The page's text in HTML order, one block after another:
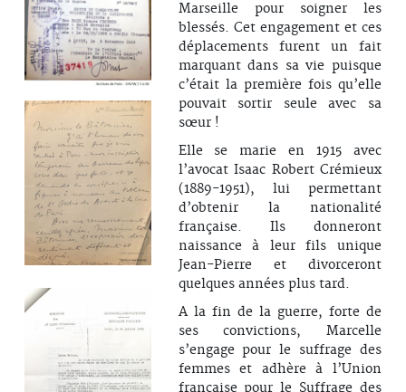
Marseille pour soigner les
blessés. Cet engagement et ces
déplacements furent un fait
marquant dans sa vie puisque
c’était la première fois qu’elle
pouvait sortir seule avec sa
sœur !
Elle se marie en 1915 avec
l’avocat Isaac Robert Crémieux
(1889-1951), lui permettant
d’obtenir la nationalité
française. Ils donneront
naissance à leur fils unique
Jean-Pierre et divorceront
quelques années plus tard.
A la fin de la guerre, forte de
ses convictions, Marcelle
s’engage pour le suffrage des
femmes et adhère à l’Union